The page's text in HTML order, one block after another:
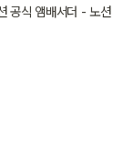
공식 앰배서더 - 노